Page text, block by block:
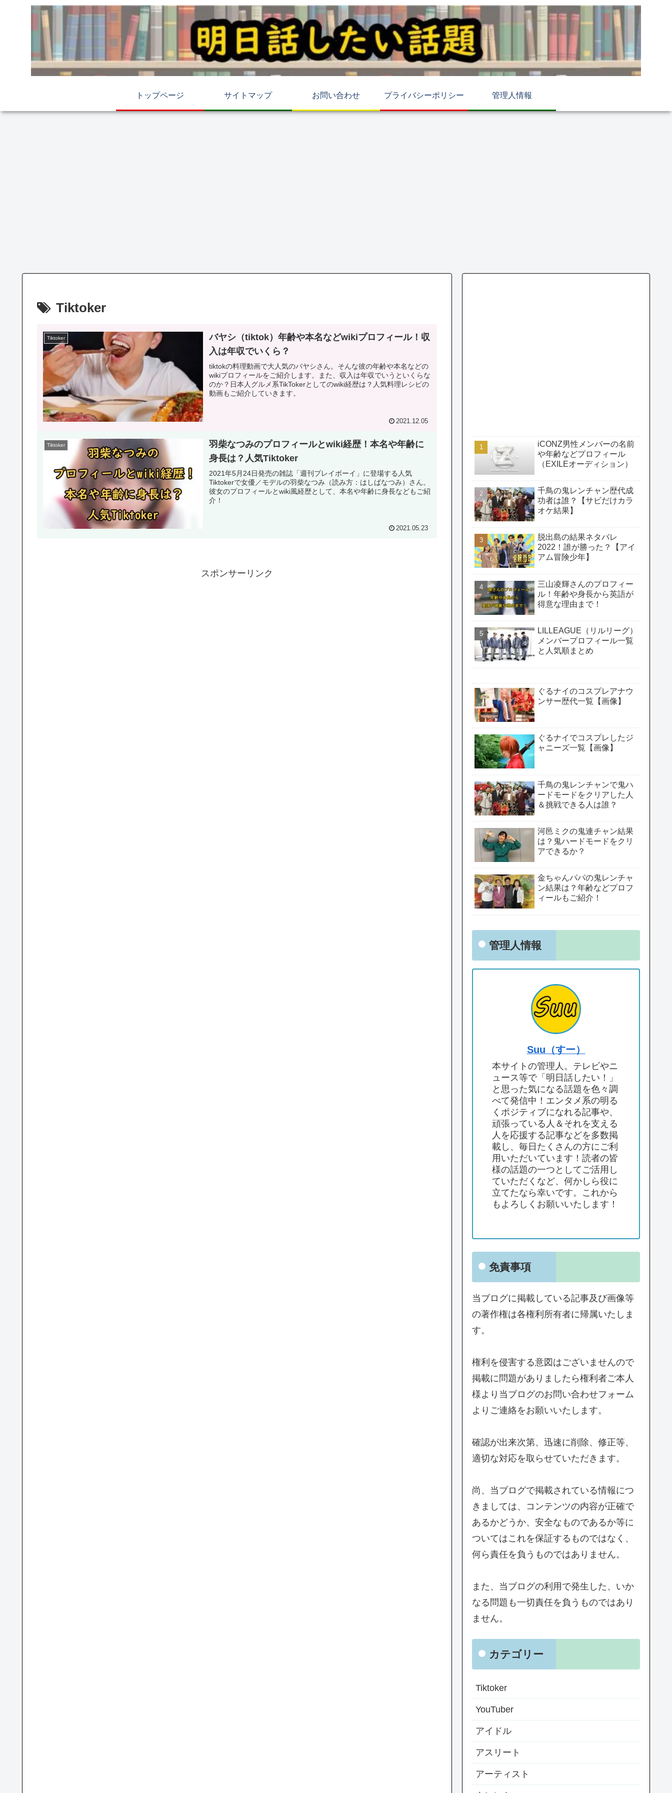
トップページ サイトマップ お問い合わせ プライバシーポリシー 管理人情報
Tiktoker
Tiktoker
バヤシ（tiktok）年齢や本名などwikiプロフィール！収
入は年収でいくら？
tiktokの料理動画で大人気のバヤシさん。そんな彼の年齢や本名などの
wikiプロフィールをご紹介します。また、収入は年収でいうといくらな
のか？日本人グルメ系TikTokerとしてのwiki経歴は？人気料理レシピの
動画もご紹介していきます。
2021.12.05
Tiktoker
羽柴なつみのプロフィールとwiki経歴！本名や年齢に
身長は？人気Tiktoker
2021年5月24日発売の雑誌「週刊プレイボーイ」に登場する人気
Tiktokerで女優／モデルの羽柴なつみ（読み方：はしばなつみ）さん。
彼女のプロフィールとwiki風経歴として、本名や年齢に身長などもご紹
介！
2021.05.23
スポンサーリンク
iCONZ男性メンバーの名前
や年齢などプロフィール
（EXILEオーディション）
千鳥の鬼レンチャン歴代成
功者は誰？【サビだけカラ
オケ結果】
脱出島の結果ネタバレ
2022！誰が勝った？【アイ
アム冒険少年】
三山凌輝さんのプロフィー
ル！年齢や身長から英語が
得意な理由まで！
LILLEAGUE（リルリーグ）
メンバープロフィール一覧
と人気順まとめ
ぐるナイのコスプレアナウ
ンサー歴代一覧【画像】
ぐるナイでコスプレしたジ
ャニーズ一覧【画像】
千鳥の鬼レンチャンで鬼ハ
ードモードをクリアした人
＆挑戦できる人は誰？
河邑ミクの鬼連チャン結果
は？鬼ハードモードをクリ
アできるか？
金ちゃんパパの鬼レンチャ
ン結果は？年齢などプロフ
ィールもご紹介！
管理人情報
Suu（すー）
本サイトの管理人。テレビやニ
ュース等で「明日話したい！」
と思った気になる話題を色々調
べて発信中！エンタメ系の明る
くポジティブになれる記事や、
頑張っている人＆それを支える
人を応援する記事などを多数掲
載し、毎日たくさんの方にご利
用いただいています！読者の皆
様の話題の一つとしてご活用し
ていただくなど、何かしら役に
立てたなら幸いです。これから
もよろしくお願いいたします！
免責事項
当ブログに掲載している記事及び画像等
の著作権は各権利所有者に帰属いたしま
す。
権利を侵害する意図はございませんので
掲載に問題がありましたら権利者ご本人
様より当ブログのお問い合わせフォーム
よりご連絡をお願いいたします。
確認が出来次第、迅速に削除、修正等、
適切な対応を取らせていただきます。
尚、当ブログで掲載されている情報につ
きましては、コンテンツの内容が正確で
あるかどうか、安全なものであるか等に
ついてはこれを保証するものではなく、
何ら責任を負うものではありません。
また、当ブログの利用で発生した、いか
なる問題も一切責任を負うものではあり
ません。
カテゴリー
Tiktoker
YouTuber
アイドル
アスリート
アーティスト